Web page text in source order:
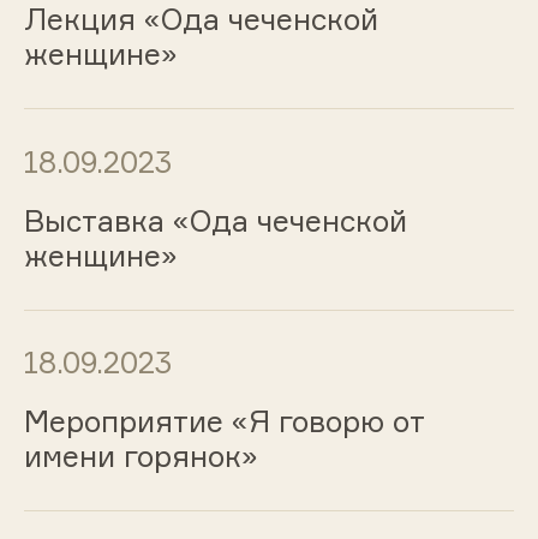
Лекция «Ода чеченской
женщине»
18.09.2023
Выставка «Ода чеченской
женщине»
18.09.2023
Мероприятие «Я говорю от
имени горянок»